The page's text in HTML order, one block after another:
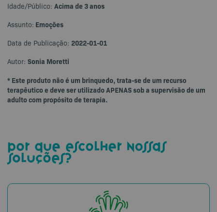
Idade/Público: Acima de 3 anos
Assunto: Emoções
Data de Publicação: 2022-01-01
Autor: Sonia Moretti
* Este produto não é um brinquedo, trata-se de um recurso
terapêutico e deve ser utilizado APENAS sob a supervisão de um
adulto com propósito de terapia.
por que escolher nossas
soluções?